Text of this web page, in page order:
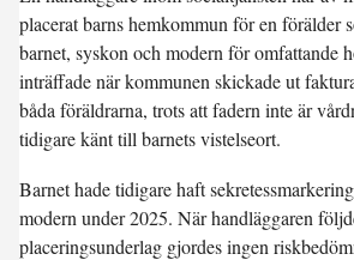
placerat barns hemkommun för en förälder
barnet, syskon och modern för omfattande
inträffade när kommunen skickade ut
båda föräldrarna, trots att fadern inte är
tidigare känt till barnets vistelseort.
Barnet hade tidigare haft
modern under 2025. När handläggaren
placeringsunderlag gjordes ingen